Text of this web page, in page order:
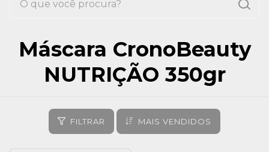
Máscara CronoBeauty
NUTRIÇÃO 350gr
FILTRAR MAIS VENDIDOS